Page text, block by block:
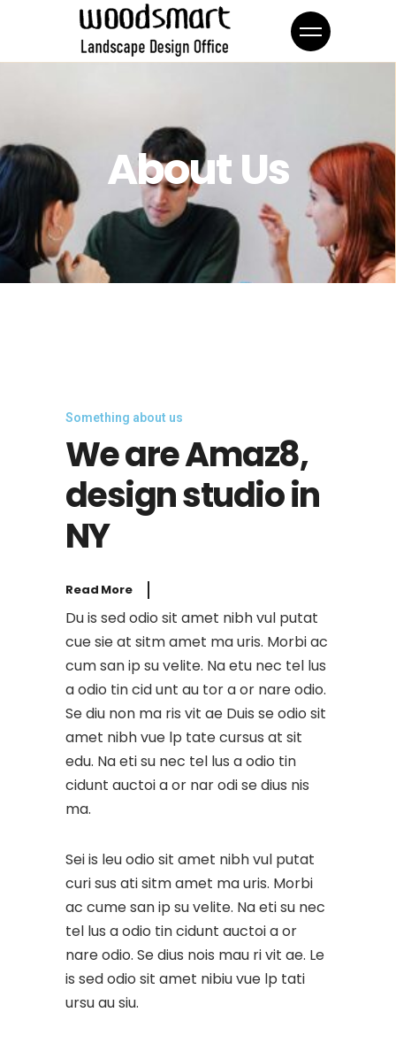
About Us
Something about us
We are Amaz8,
design studio in
NY
Read More
Du is sed odio sit amet nibh vul putat
cue sie at sitm amet ma uris. Morbi ac
cum san ip su velite. Na etu nec tel lus
a odio tin cid unt au tor a or nare odio.
Se diu non ma ris vit ae Duis se odio sit
amet nibh vue lp tate cursus at sit
edu. Na eti su nec tel lus a odio tin
cidunt auctoi a or nar odi se dius nis
ma.
Sei is leu odio sit amet nibh vul putat
curi sus ati sitm amet ma uris. Morbi
ac cume san ip su velite. Na eti su nec
tel lus a odio tin cidunt auctoi a or
nare odio. Se dius nois mau ri vit ae. Le
is sed odio sit amet nibiu vue lp tati
ursu au siu.